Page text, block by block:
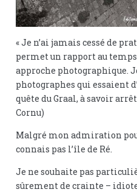
« Je n’ai jamais cessé de
permet un rapport au
approche photographique.
photographes qui essaient
quête du Graal, à savoir
Cornu)
Malgré mon admiration
connais pas l’île de Ré.
Je ne souhaite pas
sûrement de crainte –